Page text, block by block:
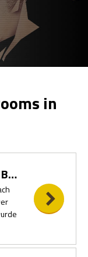
in
DAS INGENIEURBÜRO - WILDE BERGBAHNPLÄNE